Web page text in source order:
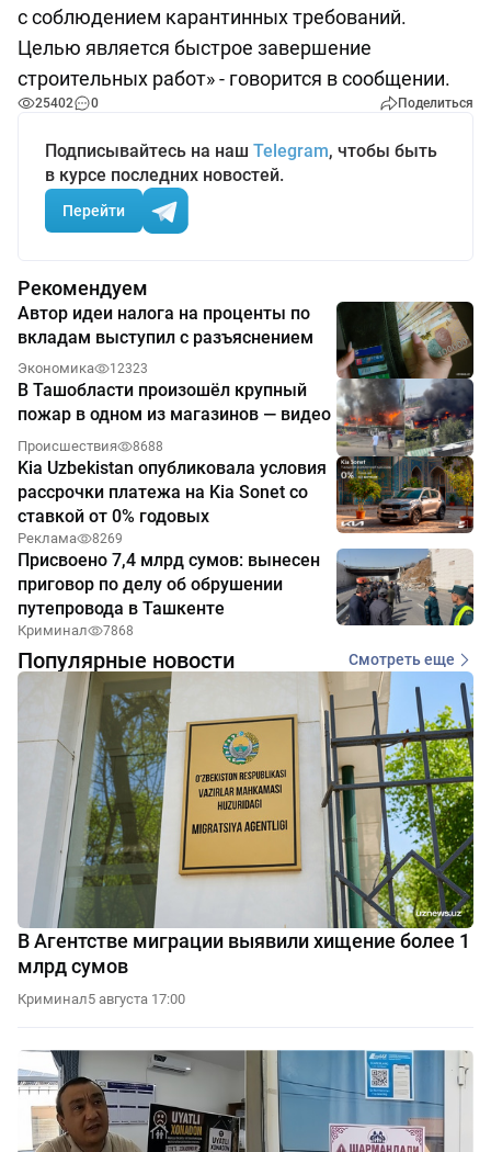
с соблюдением карантинных требований.
Целью является быстрое завершение
строительных работ» - говорится в сообщении.
25402 0 Поделиться
Подписывайтесь на наш Telegram, чтобы быть
в курсе последних новостей.
Перейти
Рекомендуем
Автор идеи налога на проценты по
вкладам выступил с разъяснением
Экономика 12323
В Ташобласти произошёл крупный
пожар в одном из магазинов — видео
Происшествия 8688
Kia Uzbekistan опубликовала условия
рассрочки платежа на Kia Sonet со
ставкой от 0% годовых
Реклама 8269
Присвоено 7,4 млрд сумов: вынесен
приговор по делу об обрушении
путепровода в Ташкенте
Криминал 7868
Популярные новости Смотреть еще
В Агентстве миграции выявили хищение более 1
млрд сумов
Криминал5 августа 17:00